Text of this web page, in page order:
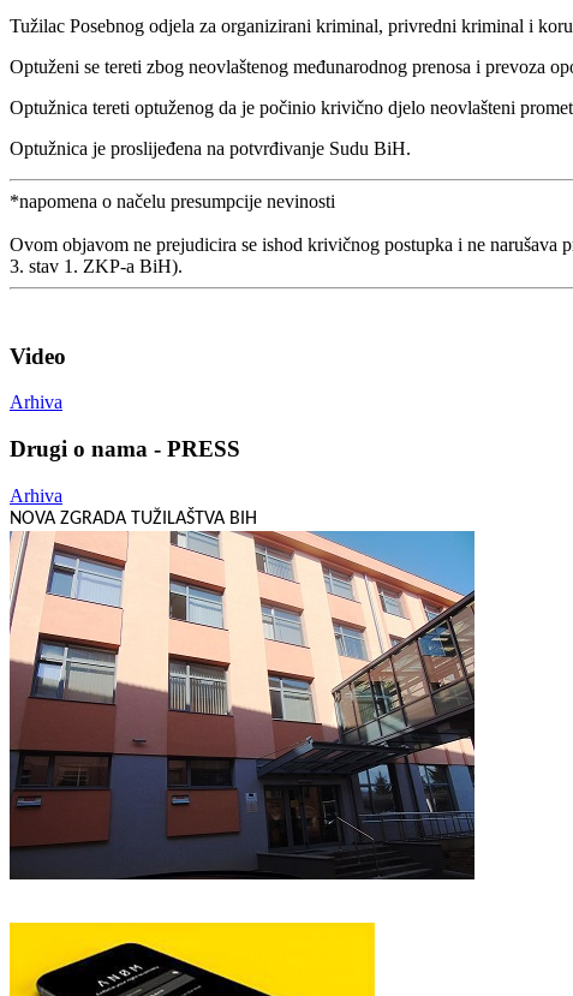
Tužilac Posebnog odjela za organizirani kriminal, privredni kriminal i
Optuženi se tereti zbog neovlaštenog međunarodnog prenosa i prevoza
Optužnica tereti optuženog da je počinio krivično djelo neovlašteni
Optužnica je proslijeđena na potvrđivanje Sudu BiH.
*napomena o načelu presumpcije nevinosti
Ovom objavom ne prejudicira se ishod krivičnog postupka i ne
3. stav 1. ZKP-a BiH).
Video
Arhiva
Drugi o nama - PRESS
Arhiva
NOVA ZGRADA TUŽILAŠTVA BIH